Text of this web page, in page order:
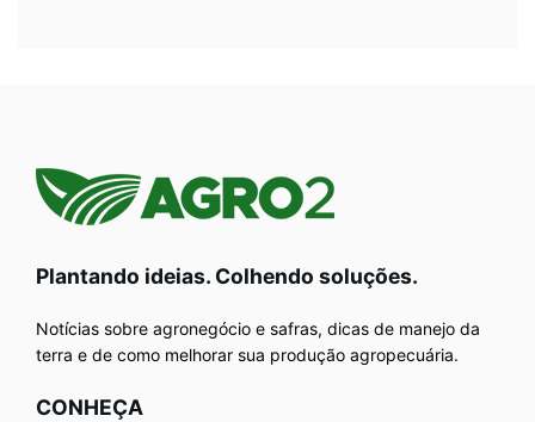
Plantando ideias. Colhendo soluções.
Notícias sobre agronegócio e safras, dicas de manejo da
terra e de como melhorar sua produção agropecuária.
CONHEÇA